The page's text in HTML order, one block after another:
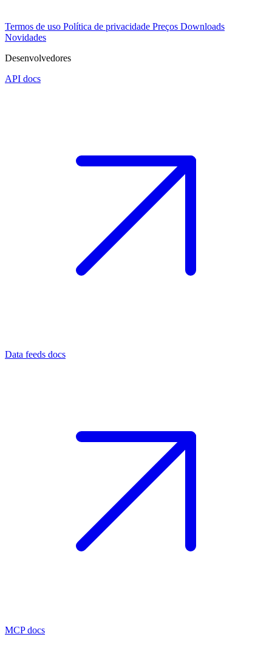
Termos de uso Política de privacidade Preços Downloads
Novidades
Desenvolvedores
API docs
Data feeds docs
MCP docs